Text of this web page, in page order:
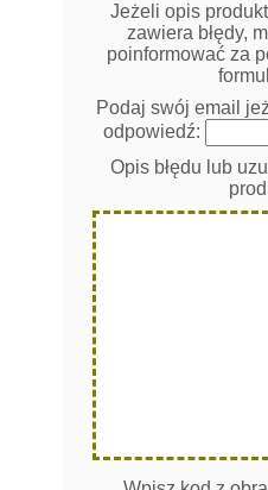
Jeżeli opis
zawiera błędy,
poinformować za
Podaj swój email
odpowiedź:
Opis błędu lub